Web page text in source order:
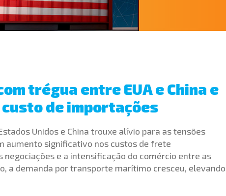
trégua entre EUA e China e
de importações
Unidos e China trouxe alívio para as tensões
aumento significativo nos custos de frete
negociações e a intensificação do comércio entre as
a demanda por transporte marítimo cresceu, elevando